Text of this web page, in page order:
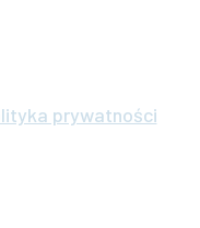
prywatności